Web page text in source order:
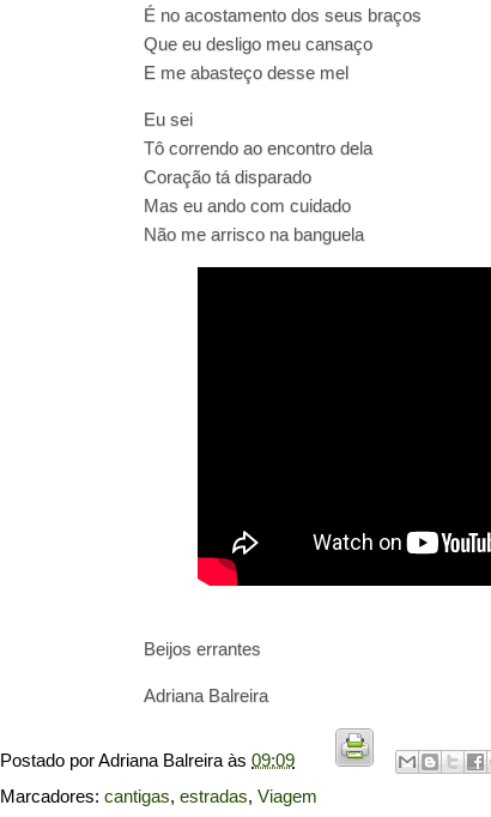
É no acostamento dos seus braços
Que eu desligo meu cansaço
E me abasteço desse mel
Eu sei
Tô correndo ao encontro dela
Coração tá disparado
Mas eu ando com cuidado
Não me arrisco na banguela
Beijos errantes
Adriana Balreira
Postado porAdriana Balreira às 09:09
Marcadores: cantigas, estradas, Viagem